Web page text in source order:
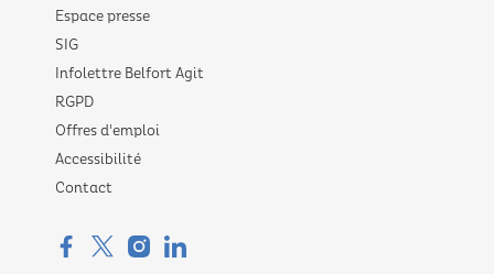
Espace presse
SIG
Infolettre Belfort Agit
RGPD
Offres d'emploi
Accessibilité
Contact